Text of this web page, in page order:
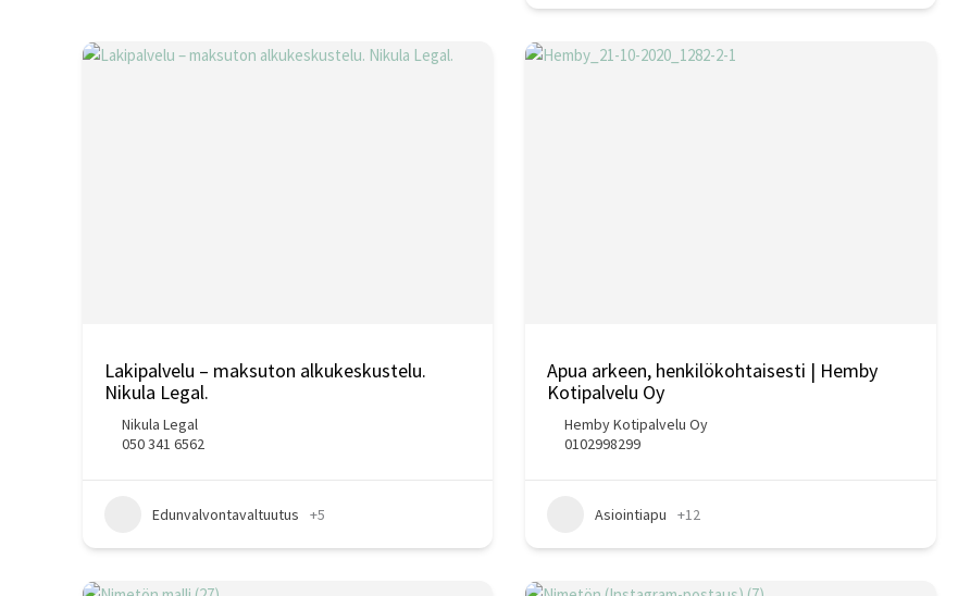
Lakipalvelu – maksuton alkukeskustelu.
Nikula Legal.
Nikula Legal
050 341 6562
Edunvalvontavaltuutus +5
Apua arkeen, henkilökohtaisesti | Hemby
Kotipalvelu Oy
Hemby Kotipalvelu Oy
0102998299
Asiointiapu +12